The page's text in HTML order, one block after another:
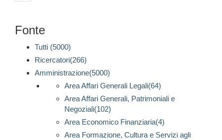
Fonte
Tutti (5000)
Ricercatori(266)
Amministrazione(5000)
Area Affari Generali Legali(64)
Area Affari Generali, Patrimoniali e
Negoziali(102)
Area Economico Finanziaria(4)
Area Formazione, Cultura e Servizi agli